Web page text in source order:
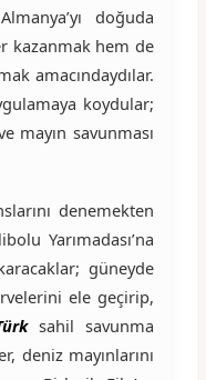
doğuda
kazanmak hem de
amacındaydılar.
koydular;
mayın savunması
denemekten
Yarımadası’na
güneyde
ele geçirip,
sahil savunma
deniz mayınlarını